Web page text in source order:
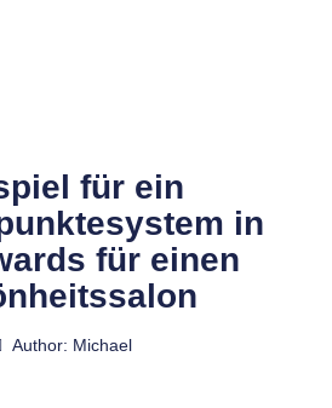
für ein
in
für einen
Author: Michael